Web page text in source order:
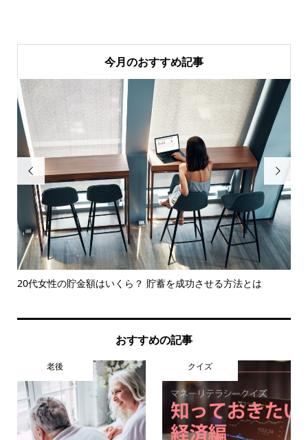
今月のおすすめ記事

20代女性の貯金額はいくら？ 貯蓄を成功させる方法とは

おすすめの記事
老後 クイズ